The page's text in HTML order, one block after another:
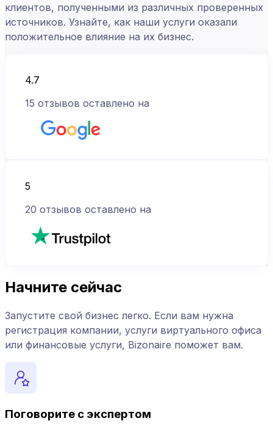
клиентов, полученными из различных проверенных
источников. Узнайте, как наши услуги оказали
положительное влияние на их бизнес.
4.7
15 отзывов оставлено на
5
20 отзывов оставлено на
Начните сейчас
Запустите свой бизнес легко. Если вам нужна
регистрация компании, услуги виртуального офиса
или финансовые услуги, Bizonaire поможет вам.
Поговорите с экспертом